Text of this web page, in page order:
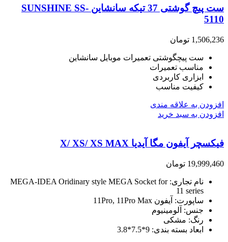
ست پیچ گوشتی 37 تیکه سانشاین SUNSHINE SS-
5110
1,506,236 تومان
ست پیچگوشتی تعمیرات موبایل سانشاین
مناسب تعمیرات
ابزاری کاربردی
کیفیت مناسب
افزودن به علاقه مندی
افزودن به سبد خرید
فیکسچر آیفون مگا آیدیا X/ XS/ XS MAX
19,999,460 تومان
نام تجاری: MEGA-IDEA
Oridinary style MEGA Socket for
11 series
ساپورت: آیفون 11Pro, 11Pro Max
جنس: آلومینیوم
رنگ: مشکی
ابعاد بسته بندی: 9*7.5*3.8